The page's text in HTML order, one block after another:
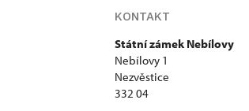
KONTAKT
Státní zámek Nebílovy
Nebílovy 1
Nezvěstice
332 04